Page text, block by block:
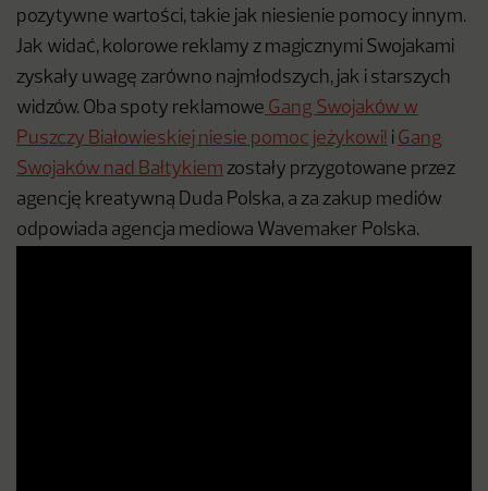
pozytywne wartości, takie jak niesienie pomocy innym.
Jak widać, kolorowe reklamy z magicznymi Swojakami
zyskały uwagę zarówno najmłodszych, jak i starszych
widzów. Oba spoty reklamowe Gang Swojaków w
Puszczy Białowieskiej niesie pomoc jeżykowi! i Gang
Swojaków nad Bałtykiem zostały przygotowane przez
agencję kreatywną Duda Polska, a za zakup mediów
odpowiada agencja mediowa Wavemaker Polska.